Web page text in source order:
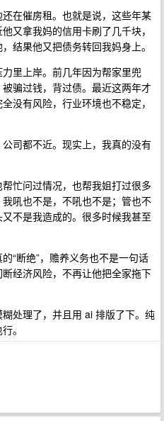
在催房租。也就是说，这些年某
又拿我妈的信用卡刷了几千块，
结果他又把债务转回我妈身上。
里上岸。前几年因为帮家里兜
骗过钱，背过债。最近这两年才
没有风险，行业环境也不稳定，
司都不近。现实上，我真的没有
忙问过情况，也帮我姐打过很多
吼也不是，不吼也不是；管也不
不是我造成的。很多时候我甚至
“断绝”，赡养义务也不是一句话
经济风险，不再让他把全家拖下
处理了，并且用 ai 排版了下。纯
。